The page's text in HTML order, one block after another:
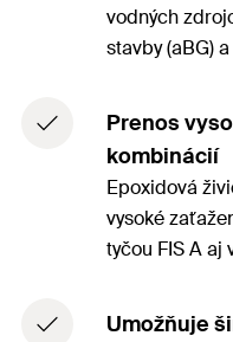
vodných
stavby (aBG)
Prenos
kombinácií
Epoxidová
vysoké
tyčou FIS A aj
Umožňuje